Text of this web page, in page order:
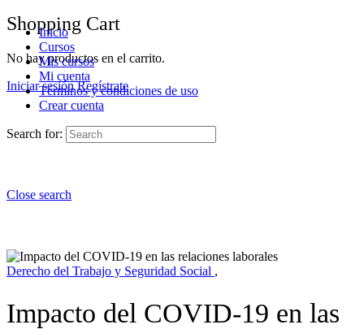
Shopping Cart
No hay productos en el carrito.
Iniciar sesión Regístrate
Inicio
Cursos
Mis cursos
Mi cuenta
Términos y condiciones de uso
Crear cuenta
Search for:
Close search
Derecho del Trabajo y Seguridad Social ,
Impacto del COVID-19 en las